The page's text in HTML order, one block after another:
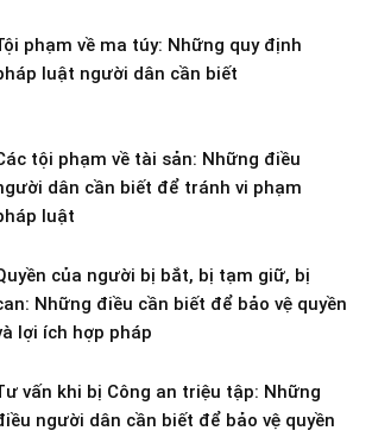
phạm về ma túy: Những quy định
luật người dân cần biết
tội phạm về tài sản: Những điều
dân cần biết để tránh vi phạm
luật
của người bị bắt, bị tạm giữ, bị
Những điều cần biết để bảo vệ quyền
lợi ích hợp pháp
vấn khi bị Công an triệu tập: Những
người dân cần biết để bảo vệ quyền